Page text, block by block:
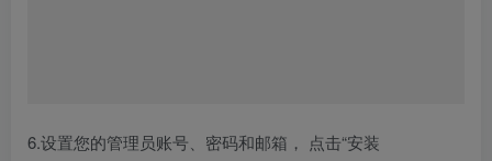
6.设置您的管理员账号、密码和邮箱， 点击“安装